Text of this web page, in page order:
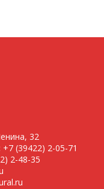
32
+7 (39422) 2-05-71
2-48-35